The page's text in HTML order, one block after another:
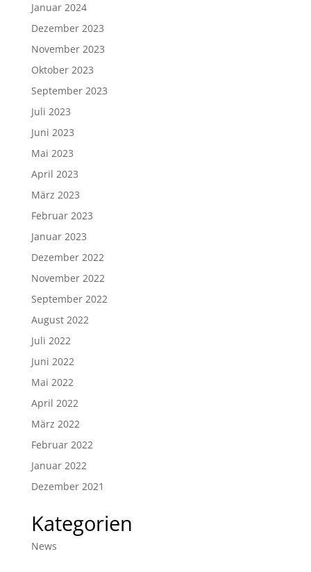
Januar 2024
Dezember 2023
November 2023
Oktober 2023
September 2023
Juli 2023
Juni 2023
Mai 2023
April 2023
März 2023
Februar 2023
Januar 2023
Dezember 2022
November 2022
September 2022
August 2022
Juli 2022
Juni 2022
Mai 2022
April 2022
März 2022
Februar 2022
Januar 2022
Dezember 2021
Kategorien
News